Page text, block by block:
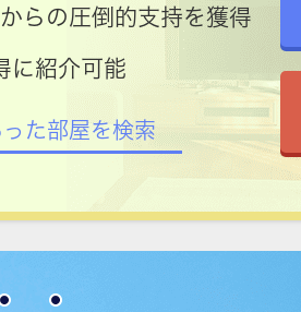
らの圧倒的支持を獲得
に紹介可能
た部屋を検索